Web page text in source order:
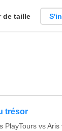
de taille
trésor
PlayTours vs Aris